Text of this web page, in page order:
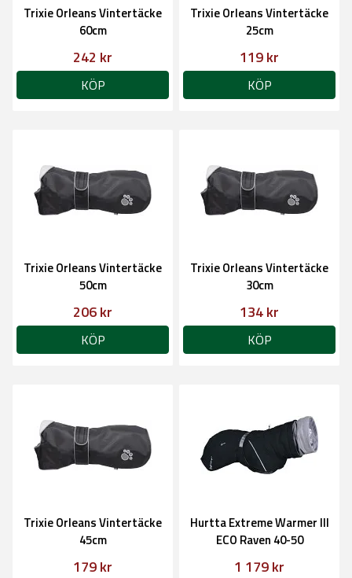
Trixie Orleans Vintertäcke
60cm
242 kr
KÖP
Trixie Orleans Vintertäcke
25cm
119 kr
KÖP
Trixie Orleans Vintertäcke
50cm
206 kr
KÖP
Trixie Orleans Vintertäcke
30cm
134 kr
KÖP
Trixie Orleans Vintertäcke
45cm
179 kr
Hurtta Extreme Warmer III
ECO Raven 40-50
1 179 kr